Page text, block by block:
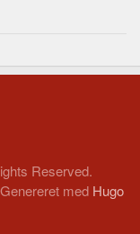
Reserved.
med Hugo